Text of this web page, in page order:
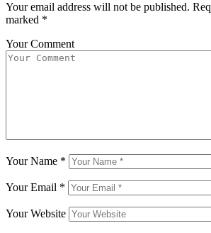
Your email address will not be published.
marked *
Your Comment
Your Name *
Your Email *
Your Website